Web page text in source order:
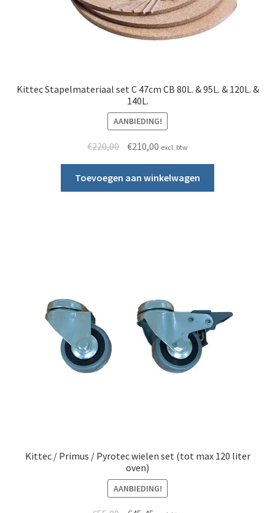
Kittec Stapelmateriaal set C 47cm CB 80L. & 95L. & 120L. &
140L.
AANBIEDING!
€220,00 Oorspronkelijke prijs was: €220,00.
€210,00Huidige prijs is: €210,00.
excl. btw
Toevoegen aan winkelwagen
Kittec / Primus / Pyrotec wielen set (tot max 120 liter
oven)
AANBIEDING!